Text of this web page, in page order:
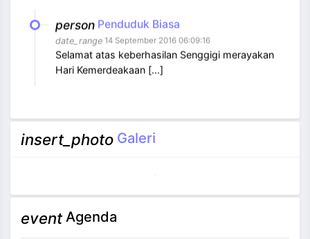
date_range14 September 2016 06:09:16
Selamat atas keberhasilan Senggigi merayakan
Hari Kemerdeakaan [...]
insert_photo Galeri
eventAgenda